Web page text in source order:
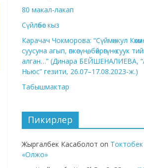
80 макал-лакап
Сүйлөбөс кыз
Карачач Чокморова: “Сүймөнкул
суусуна агып, өпкөсүнө, бөйрөгүнө суук
алган…” (Динара БЕЙШЕНАЛИЕВА,
Ньюс” гезити, 26.07–17.08.2023-ж.)
Табышмактар
Пикирлер
Жыргалбек Касаболот on Токтобек
«Олжо»